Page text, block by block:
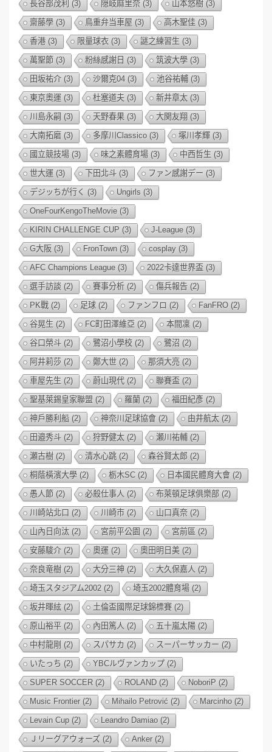
長谷部茂利 (3) 隠岐麻里奈 (3) 山本悠樹 (3)
齋藤學 (3) 鳥重弁当車屋 (3) 高木聖佳 (3)
香港 (3) 限量球衣 (3) 謎之練習生 (3)
萬聖節 (3) 粉絲感謝日 (3) 筑波大學 (3)
田坂祐介 (3) 沙爾克04 (3) 池谷祐輔 (3)
東京奧運 (3) 杜塞道夫 (3) 新井章太 (3)
川島永嗣 (3) 天野春果 (3) 大関友翔 (3)
大南拓磨 (3) 多摩川Classico (3) 塚川孝輝 (3)
國立競技場 (3) 味之素體育場 (3) 中西哲生 (3)
世大運 (3) 下田北斗 (3) ファン感謝デー (3)
デジッちが行く (3) Ungirls (3)
OneFourKengoTheMovie (3)
KIRIN CHALLENGE CUP (3) J-League (3)
G大阪 (3) FronTown (3) cosplay (3)
AFC Champions League (3) 2022卡達世界盃 (3)
選手訪談 (2) 賽事分析 (2) 傷兵報告 (2)
PK戰 (2) 足球 (2) ファンフロ (2) FanFRO (2)
谷晃生 (2) FC町田澤維亞 (2) 本間凜 (2)
谷口榮斗 (2) 鷺沼小學校 (2) 鷺沼 (2)
阿井莉莎 (2) 鄭大世 (2) 那須大亮 (2)
車屋先生 (2) 蔚山現代 (2) 聯賽盃 (2)
聖基萊錫皇家聯盟 (2) 羅蘭 (2) 福田紀彥 (2)
神戶勝利船 (2) 神奈川足球協會 (2) 由井航太 (2)
田邉秀斗 (2) 狩野健太 (2) 瀬川祐輔 (2)
瀬古樹 (2) 清水心跳 (2) 森谷賢太郎 (2)
桐蔭橫濱大學 (2) 栃木SC (2) 日本國民體育大會 (2)
愚人節 (2) 必殺仕事人 (2) 布萊頓足球俱樂部 (2)
川崎站北口 (2) 川崎市 (2) 山口真奈 (2)
山內日向汰 (2) 宮前平公園 (2) 宮前區 (2)
安藤駿介 (2) 奧運 (2) 奧田明日美 (2)
奈良竜樹 (2) 大分三神 (2) 大久保嘉人 (2)
埼玉スタジアム2002 (2) 埼玉2002體育場 (2)
坂井暉絃 (2) 土倫盃國際足球錦標賽 (2)
原山裕平 (2) 內田篤人 (2) 五十嵐太陽 (2)
中村龍剛 (2) スパサカ (2) スーパーサッカー (2)
いたっち (2) YBCルヴァンカップ (2)
SUPER SOCCER (2) ROLAND (2) NoboriP (2)
Music Frontier(2) Mihailo Petrović (2) Marcinho (2)
Levain Cup (2) Leandro Damiao (2)
Ｊリーグアウォーズ (2) Anker(2)